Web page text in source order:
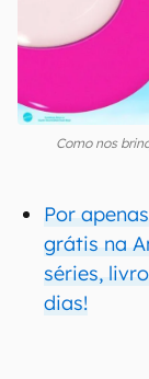
Como nos
Por
grátis na
séries,
dias!